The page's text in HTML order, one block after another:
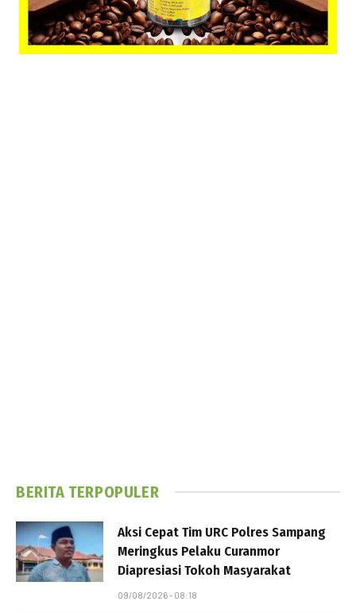
BERITA TERPOPULER
Aksi Cepat Tim URC Polres Sampang
Meringkus Pelaku Curanmor
Diapresiasi Tokoh Masyarakat
09/08/2026 - 08:18